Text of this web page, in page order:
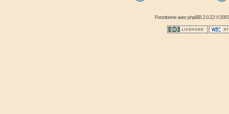
Fonctionne avecphpBB2.0.22 ©